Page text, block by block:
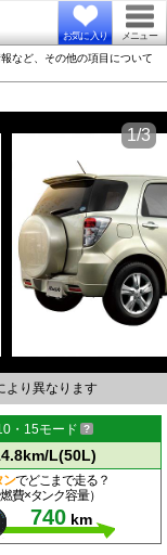
お気に入り メニュー
など、その他の項目について
より異なります
1/3
・15モード
L(50L)
ンでどこまで走る？
燃費×タンク容量）
740 km